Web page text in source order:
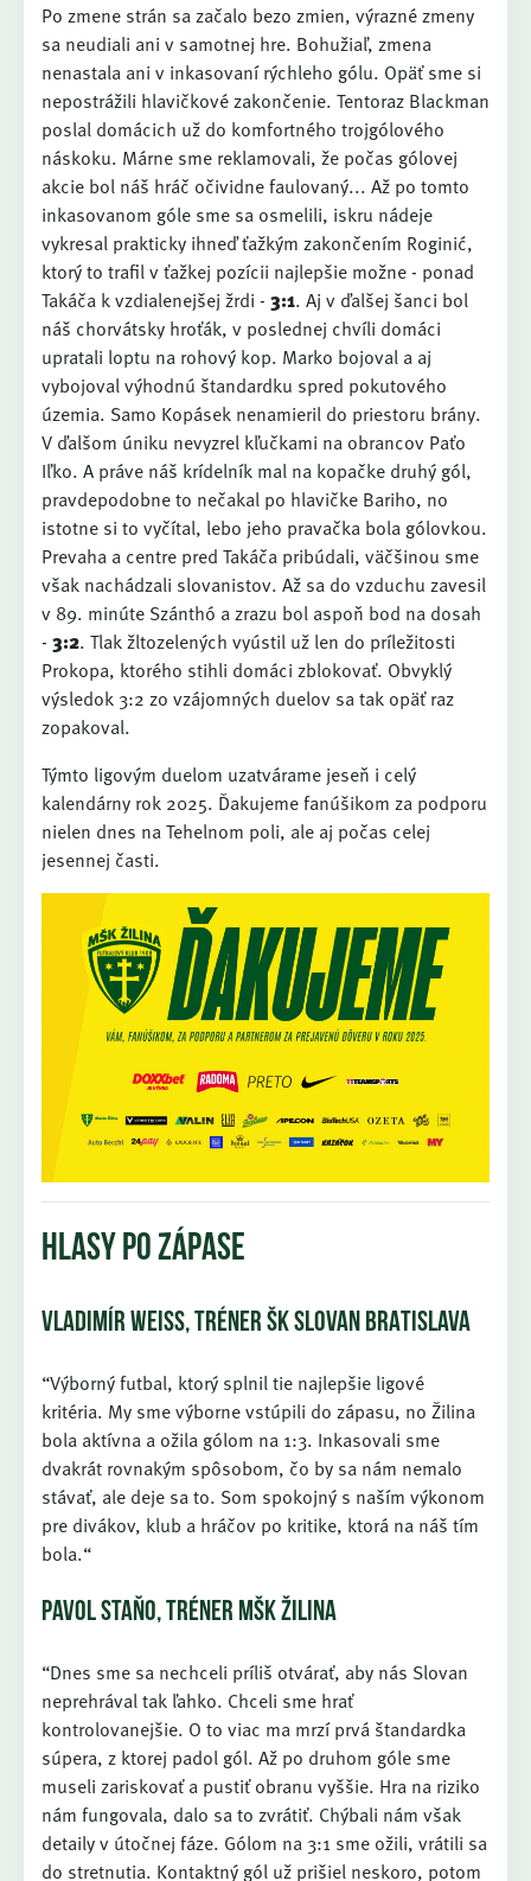
Po zmene strán sa začalo bezo zmien, výrazné zmeny
sa neudiali ani v samotnej hre. Bohužiaľ, zmena
nenastala ani v inkasovaní rýchleho gólu. Opäť sme si
nepostrážili hlavičkové zakončenie. Tentoraz Blackman
poslal domácich už do komfortného trojgólového
náskoku. Márne sme reklamovali, že počas gólovej
akcie bol náš hráč očividne faulovaný... Až po tomto
inkasovanom góle sme sa osmelili, iskru nádeje
vykresal prakticky ihneď ťažkým zakončením Roginić,
ktorý to trafil v ťažkej pozícii najlepšie možne - ponad
Takáča k vzdialenejšej žrdi - 3:1. Aj v ďalšej šanci bol
náš chorvátsky hroťák, v poslednej chvíli domáci
upratali loptu na rohový kop. Marko bojoval a aj
vybojoval výhodnú štandardku spred pokutového
územia. Samo Kopásek nenamieril do priestoru brány.
V ďalšom úniku nevyzrel kľučkami na obrancov Paťo
Iľko. A práve náš krídelník mal na kopačke druhý gól,
pravdepodobne to nečakal po hlavičke Bariho, no
istotne si to vyčítal, lebo jeho pravačka bola gólovkou.
Prevaha a centre pred Takáča pribúdali, väčšinou sme
však nachádzali slovanistov. Až sa do vzduchu zavesil
v 89. minúte Szánthó a zrazu bol aspoň bod na dosah
- 3:2. Tlak žltozelených vyústil už len do príležitosti
Prokopa, ktorého stihli domáci zblokovať. Obvyklý
výsledok 3:2 zo vzájomných duelov sa tak opäť raz
zopakoval.
Týmto ligovým duelom uzatvárame jeseň i celý
kalendárny rok 2025. Ďakujeme fanúšikom za podporu
nielen dnes na Tehelnom poli, ale aj počas celej
jesennej časti.
HLASY PO ZÁPASE
VLADIMÍR WEISS, TRÉNER ŠK SLOVAN BRATISLAVA
“Výborný futbal, ktorý splnil tie najlepšie ligové
kritéria. My sme výborne vstúpili do zápasu, no Žilina
bola aktívna a ožila gólom na 1:3. Inkasovali sme
dvakrát rovnakým spôsobom, čo by sa nám nemalo
stávať, ale deje sa to. Som spokojný s naším výkonom
pre divákov, klub a hráčov po kritike, ktorá na náš tím
bola.“
PAVOL STAŇO, TRÉNER MŠK ŽILINA
“Dnes sme sa nechceli príliš otvárať, aby nás Slovan
neprehrával tak ľahko. Chceli sme hrať
kontrolovanejšie. O to viac ma mrzí prvá štandardka
súpera, z ktorej padol gól. Až po druhom góle sme
museli zariskovať a pustiť obranu vyššie. Hra na riziko
nám fungovala, dalo sa to zvrátiť. Chýbali nám však
detaily v útočnej fáze. Gólom na 3:1 sme ožili, vrátili sa
do stretnutia. Kontaktný gól už prišiel neskoro, potom